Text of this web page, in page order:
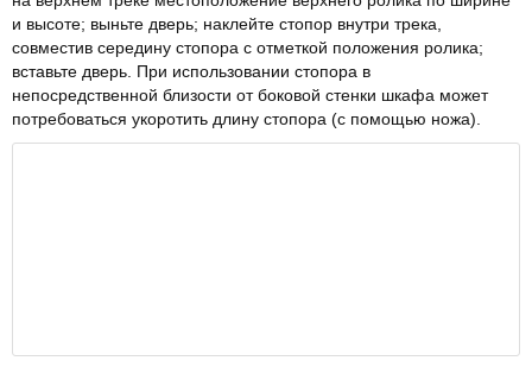
и высоте; выньте дверь; наклейте стопор внутри трека,
совместив середину стопора с отметкой положения ролика;
вставьте дверь. При использовании стопора в
непосредственной близости от боковой стенки шкафа может
потребоваться укоротить длину стопора (с помощью ножа).